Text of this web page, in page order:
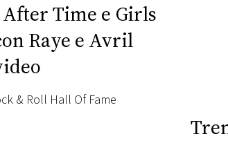
Time e Girls
Raye e Avril
& Roll Hall Of Fame